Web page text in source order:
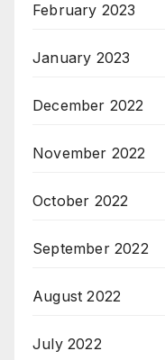
February 2023
January 2023
December 2022
November 2022
October 2022
September 2022
August 2022
July 2022